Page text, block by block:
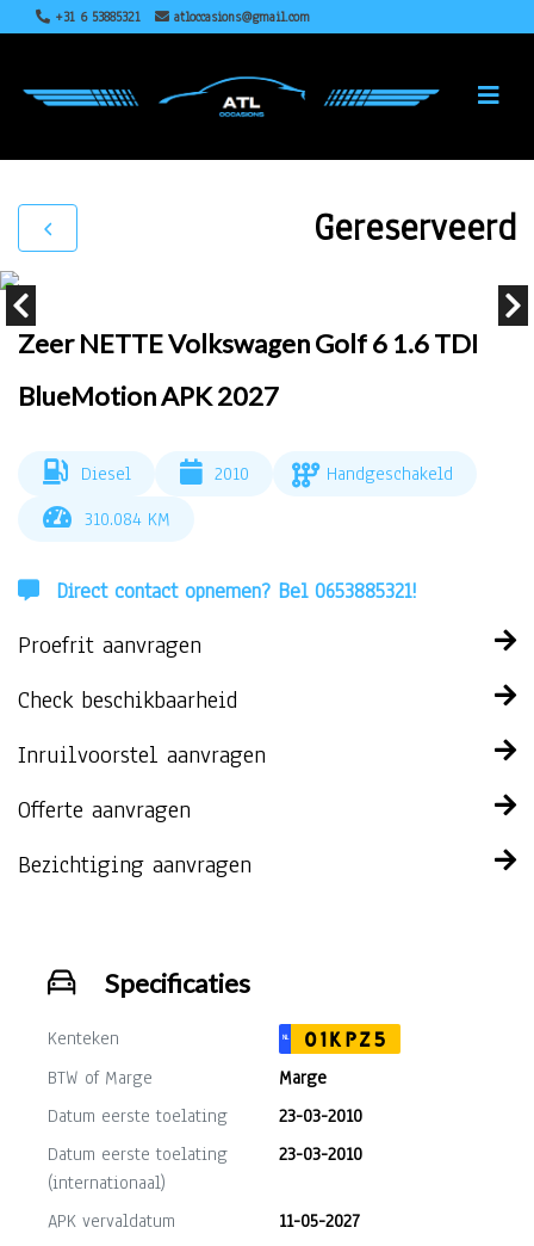
+31 6 53885321 atloccasions@gmail.com
Gereserveerd
Zeer NETTE Volkswagen Golf 6 1.6 TDI
BlueMotion APK 2027
Diesel 2010
Handgeschakeld
310.084 KM
Direct contact opnemen? Bel 0653885321!
Proefrit aanvragen
Check beschikbaarheid
Inruilvoorstel aanvragen
Offerte aanvragen
Bezichtiging aanvragen
Specificaties
Kenteken NL
01KPZ5
BTW of Marge
Marge
Datum eerste toelating
23-03-2010
Datum eerste toelating
(internationaal)
23-03-2010
APK vervaldatum
11-05-2027